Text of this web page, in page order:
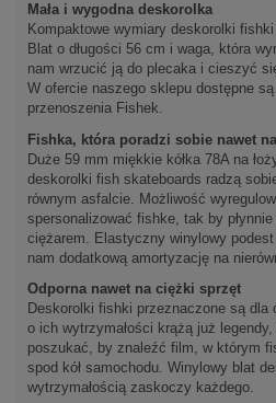
Mała i wygodna deskorolka
Kompaktowe wymiary deskorolki
Blat o długości 56 cm i waga, która
nam wrzucić ją do plecaka i cieszyć
W ofercie naszego sklepu dostępne
przenoszenia Fishek.
Fishka, która poradzi sobie nawet
Duże 59 mm miękkie kółka 78A na
deskorolki fish skateboards radzą
równym asfalcie. Możliwość
spersonalizować fishke, tak by
ciężarem. Elastyczny winylowy
nam dodatkową amortyzację na
Odporna nawet na ciężki sprzęt
Deskorolki fishki przeznaczone są dla
o ich wytrzymałości krążą już
poszukać, by znaleźć film, w którym
spod kół samochodu. Winylowy blat
wytrzymałością zaskoczy każdego.